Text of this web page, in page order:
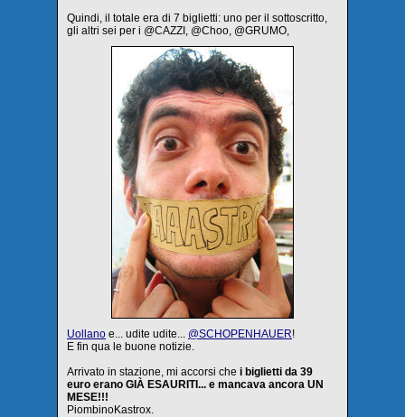
Quindi, il totale era di 7 biglietti: uno per il sottoscritto,
gli altri sei per i @CAZZI, @Choo, @GRUMO,
Uollano e... udite udite... @SCHOPENHAUER!
E fin qua le buone notizie.
Arrivato in stazione, mi accorsi che i biglietti da 39
euro erano GIÀ ESAURITI... e mancava ancora UN
MESE!!!
PiombinoKastrox.